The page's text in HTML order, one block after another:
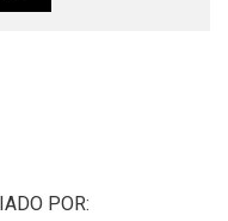
POR: